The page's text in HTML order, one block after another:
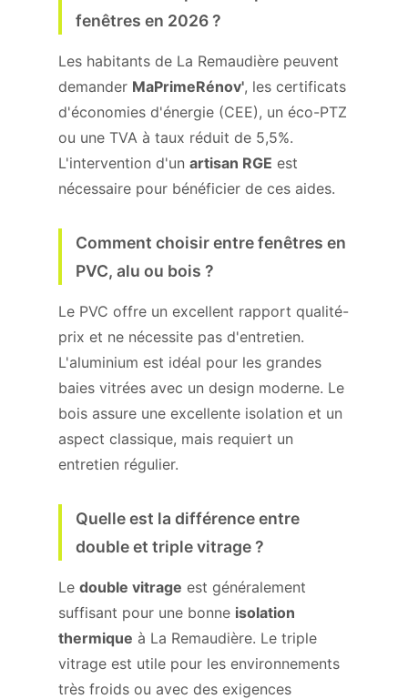
fenêtres en 2026 ?
Les habitants de La Remaudière peuvent
demander MaPrimeRénov', les certificats
d'économies d'énergie (CEE), un éco-PTZ
ou une TVA à taux réduit de 5,5%.
L'intervention d'un artisan RGE est
nécessaire pour bénéficier de ces aides.
Comment choisir entre fenêtres en
PVC, alu ou bois ?
Le PVC offre un excellent rapport qualité-
prix et ne nécessite pas d'entretien.
L'aluminium est idéal pour les grandes
baies vitrées avec un design moderne. Le
bois assure une excellente isolation et un
aspect classique, mais requiert un
entretien régulier.
Quelle est la différence entre
double et triple vitrage ?
Le double vitrage est généralement
suffisant pour une bonne isolation
thermique à La Remaudière. Le triple
vitrage est utile pour les environnements
très froids ou avec des exigences